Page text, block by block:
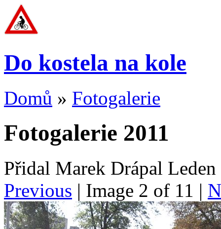
Do kostela na kole
Domů » Fotogalerie
Fotogalerie 2011
Přidal Marek Drápal
Previous | Image 2 of 11 |